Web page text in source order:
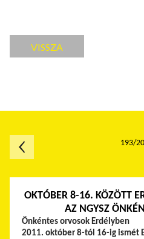
VISSZA
OKTÓBER 8-16. KÖZÖTT
AZ NGYSZ
Önkéntes orvosok Erdélyben
2011. október 8-tól 16-ig ismét
193/